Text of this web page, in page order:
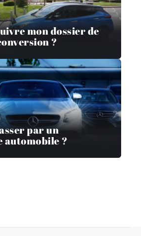
mon dossier de
?
par un
automobile ?